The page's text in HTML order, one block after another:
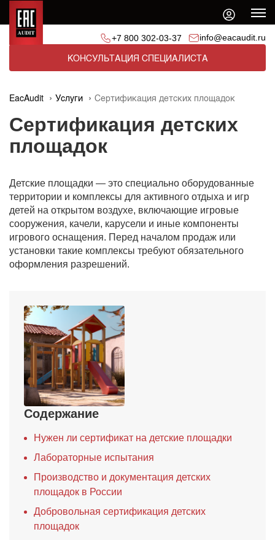
+7 800 302-03-37 info@eacaudit.ru
КОНСУЛЬТАЦИЯ СПЕЦИАЛИСТА
EacAudit Услуги Сертификация детских площадок
Сертификация детских
площадок
Детские площадки — это специально оборудованные
территории и комплексы для активного отдыха и игр
детей на открытом воздухе, включающие игровые
сооружения, качели, карусели и иные компоненты
игрового оснащения. Перед началом продаж или
установки такие комплексы требуют обязательного
оформления разрешений.
Содержание
Нужен ли сертификат на детские площадки
Лабораторные испытания
Производство и документация детских
площадок в России
Добровольная сертификация детских
площадок